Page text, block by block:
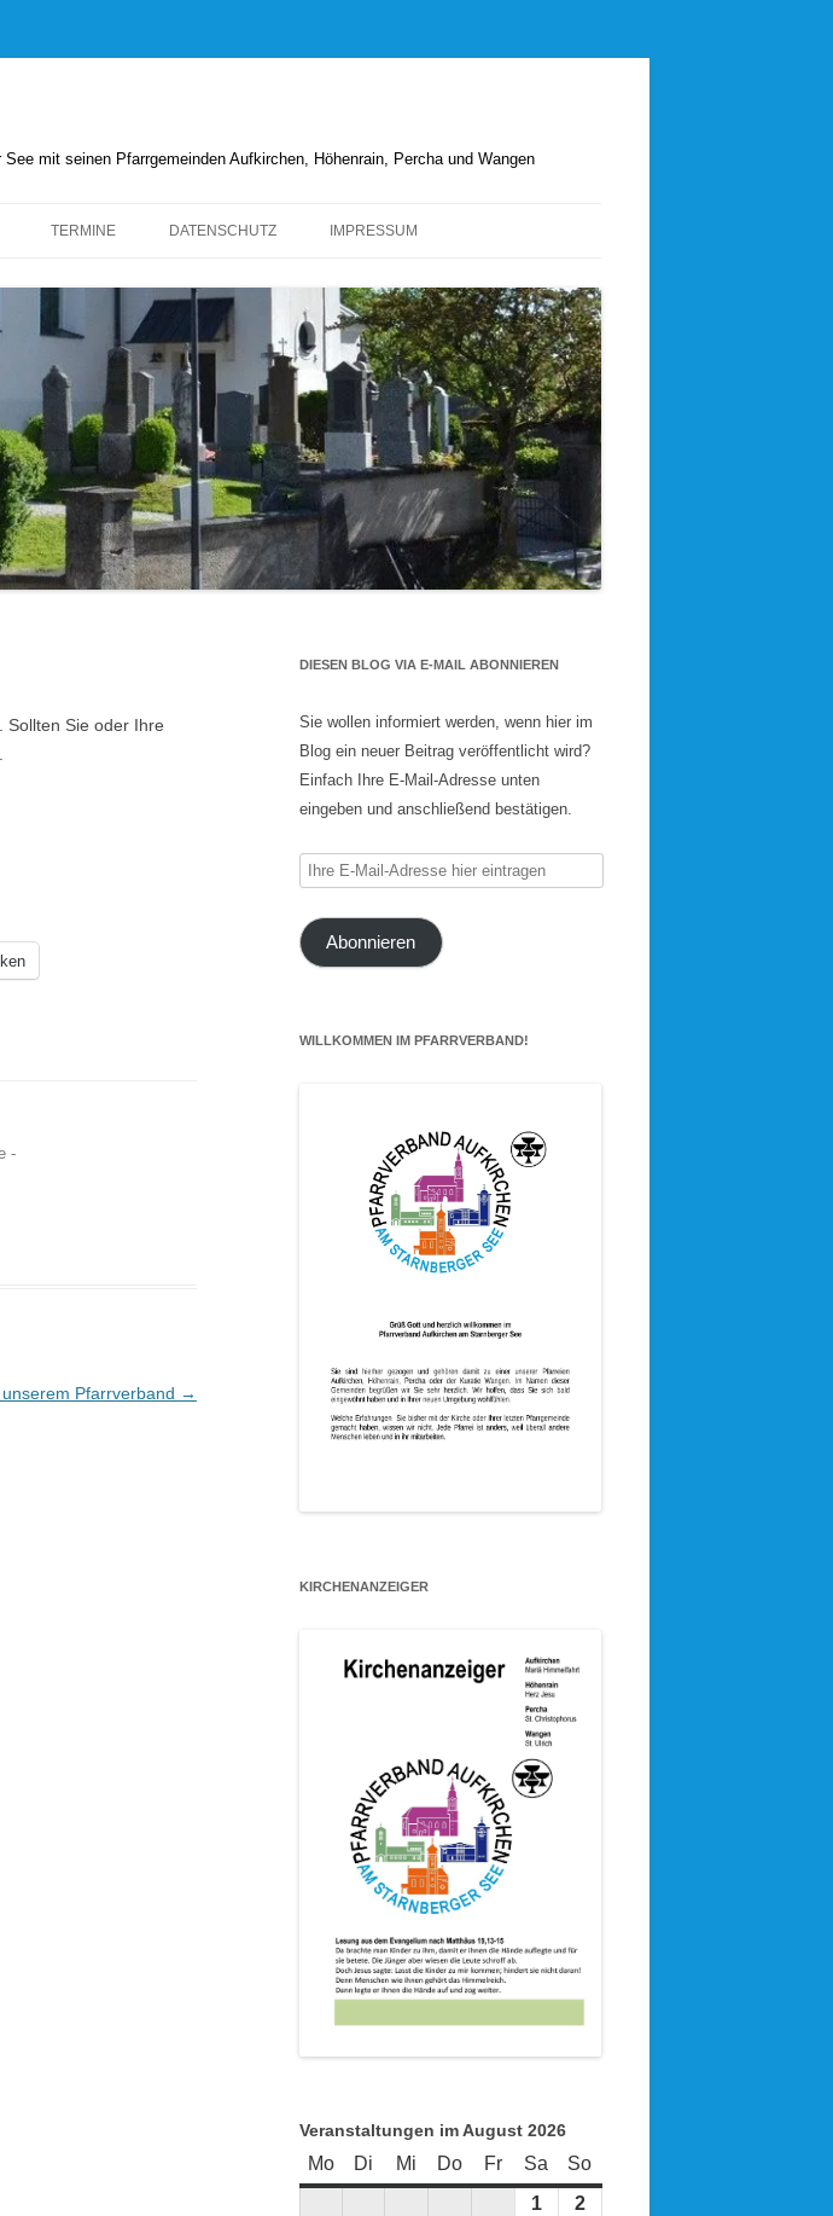
mit seinen Pfarrgemeinden Aufkirchen, Höhenrain, Percha und Wangen
TERMINE DATENSCHUTZ IMPRESSUM
Sollten Sie oder Ihre
-
Pfarrverband →
DIESEN BLOG VIA E-MAIL ABONNIEREN
Sie wollen informiert werden, wenn hier im
Blog ein neuer Beitrag veröffentlicht wird?
Einfach Ihre E-Mail-Adresse unten
eingeben und anschließend bestätigen.
Ihre
Mail-
Adresse
Abonnieren
WILLKOMMEN IM PFARRVERBAND!
KIRCHENANZEIGER
Veranstaltungen im August 2026
MoMontag
Di Dienstag
Mi Mittwoch
DoDonnerstag
FrFreitag
Sa Samstag
So
1
2